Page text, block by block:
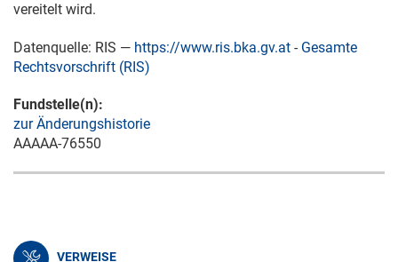
vereitelt wird.
Datenquelle: RIS — https://www.ris.bka.gv.at - Gesamte
Rechtsvorschrift (RIS)
Fundstelle(n):
zur Änderungshistorie
AAAAA-76550
VERWEISE